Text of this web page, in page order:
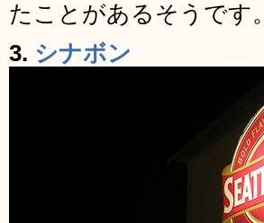
たことがあるそうです。
3. シナボン